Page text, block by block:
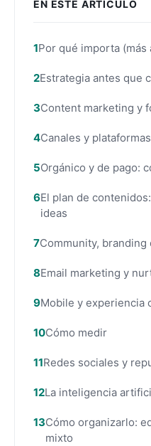
EN ESTE ARTÍCULO
Por qué importa (más
Estrategia antes que
Content marketing y
Canales y plataformas
Orgánico y de pago:
El plan de
ideas
Community,
Email marketing y
Mobile y experiencia
Cómo medir
Redes sociales y
La inteligencia
Cómo organizarlo:
mixto